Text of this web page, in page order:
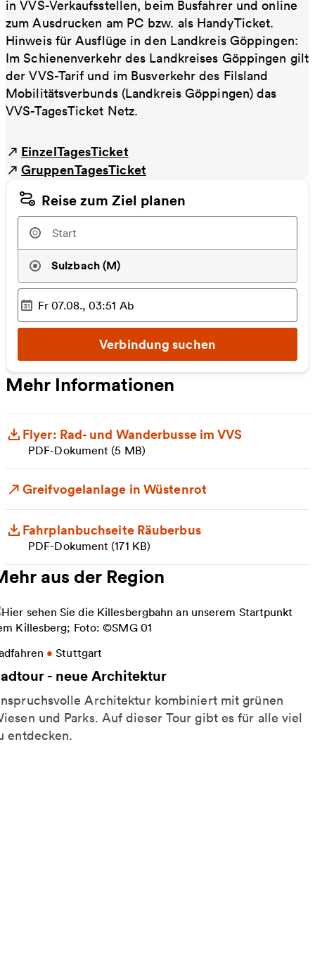
in VVS-Verkaufsstellen, beim Busfahrer und online
zum Ausdrucken am PC bzw. als HandyTicket.
Hinweis für Ausflüge in den Landkreis Göppingen:
Im Schienenverkehr des Landkreises Göppingen gilt
der VVS-Tarif und im Busverkehr des Filsland
Mobilitätsverbunds (Landkreis Göppingen) das
VVS-TagesTicket Netz.
EinzelTagesTicket
GruppenTagesTicket
Reise zum Ziel planen
Sulzbach (M)
Ausgewählter Zeitpunkt
Fr 07.08., 03:51 Ab
Verbindung suchen
Mehr Informationen
Flyer: Rad- und Wanderbusse im VVS
PDF-Dokument (5 MB)
Greifvogelanlage in Wüstenrot
Fahrplanbuchseite Räuberbus
PDF-Dokument (171 KB)
aus der Region
• Stuttgart
- neue Architektur
Architektur kombiniert mit grünen
und Parks. Auf dieser Tour gibt es für alle viel
entdecken.
Informationen zu Radtour - neue Architektur